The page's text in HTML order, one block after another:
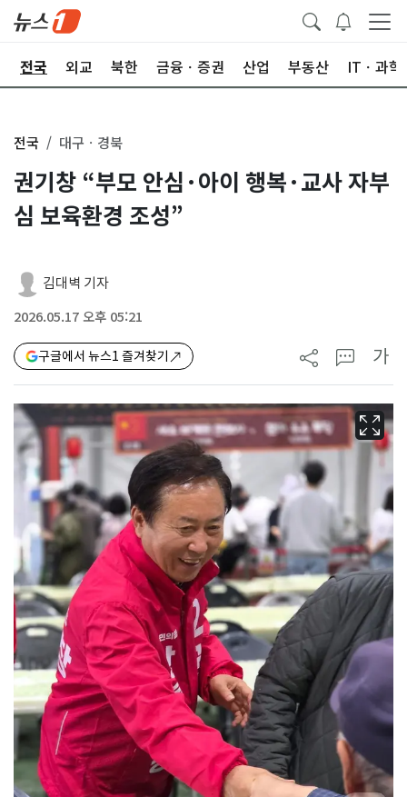
전국 외교 북한 금융ㆍ증권 산업 부동산 ITㆍ과학
전국 대구ㆍ경북
권기창 “부모 안심·아이 행복·교사 자부
심 보육환경 조성”
김대벽 기자
2026.05.17 오후 05:21
구글에서 뉴스1 즐겨찾기 가